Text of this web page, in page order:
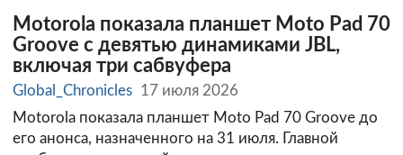
Motorola показала планшет Moto Pad 70
Groove с девятью динамиками JBL,
включая три сабвуфера
Global_Chronicles 17 июля 2026
Motorola показала планшет Moto Pad 70 Groove до
его анонса, назначенного на 31 июля. Главной